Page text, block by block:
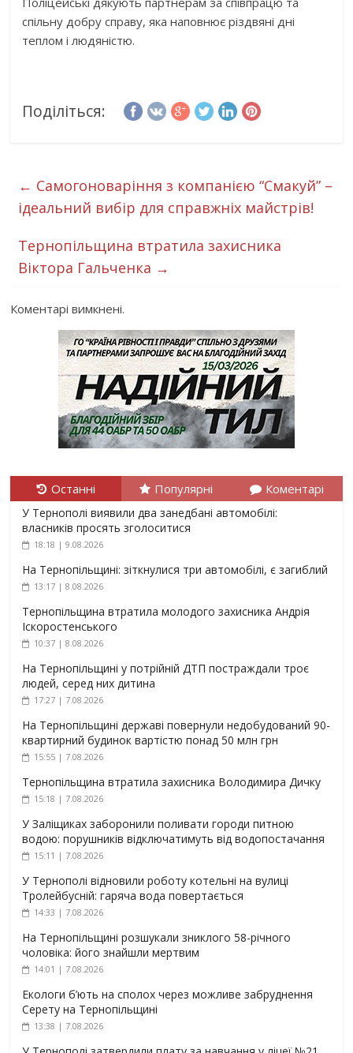
спільну добру справу, яка наповнює різдвяні дні
теплом і людяністю.
Поділіться:
← Самогоноваріння з компанією “Смакуй” –
ідеальний вибір для справжніх майстрів!
Тернопільщина втратила захисника
Віктора Гальченка →
Коментарі вимкнені.
Останні Популярні Коментарі
У Тернополі виявили два занедбані автомобілі:
власників просять зголоситися
18:18 | 9.08.2026
На Тернопільщині: зіткнулися три автомобілі, є загиблий
13:17 | 8.08.2026
Тернопільщина втратила молодого захисника Андрія
Іскоростенського
10:37 | 8.08.2026
На Тернопільщині у потрійній ДТП постраждали троє
людей, серед них дитина
17:27 | 7.08.2026
На Тернопільщині державі повернули недобудований 90-
квартирний будинок вартістю понад 50 млн грн
15:55 | 7.08.2026
Тернопільщина втратила захисника Володимира Дичку
15:18 | 7.08.2026
У Заліщиках заборонили поливати городи питною
водою: порушників відключатимуть від водопостачання
15:11 | 7.08.2026
У Тернополі відновили роботу котельні на вулиці
Тролейбусній: гаряча вода повертається
14:33 | 7.08.2026
На Тернопільщині розшукали зниклого 58-річного
чоловіка: його знайшли мертвим
14:01 | 7.08.2026
Екологи б’ють на сполох через можливе забруднення
Серету на Тернопільщині
13:38 | 7.08.2026